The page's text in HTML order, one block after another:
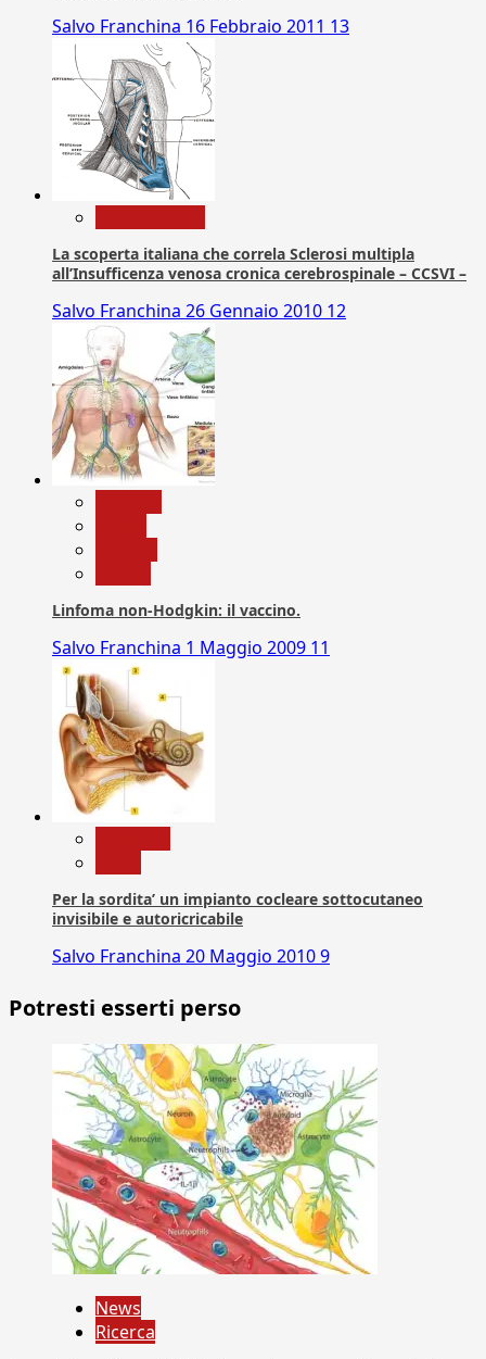
Salvo Franchina 16 Febbraio 2011 13
La scoperta italiana che correla Sclerosi multipla
all’Insufficenza venosa cronica cerebrospinale – CCSVI –
Salvo Franchina 26 Gennaio 2010 12
Linfoma non-Hodgkin: il vaccino.
Salvo Franchina 1 Maggio 2009 11
Per la sordita’ un impianto cocleare sottocutaneo
invisibile e autoricricabile
Salvo Franchina 20 Maggio 20109
Potresti esserti perso
News
Ricerca